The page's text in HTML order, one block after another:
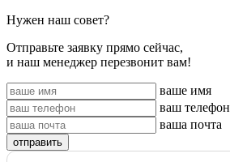
Нужен наш совет?
Отправьте заявку прямо сейчас,
и наш менеджер перезвонит вам!
ваше имя
ваш телефон
ваша почта
отправить